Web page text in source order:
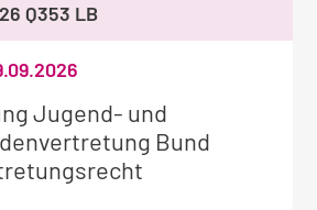
Jugend- und
Bund
Q353 LB